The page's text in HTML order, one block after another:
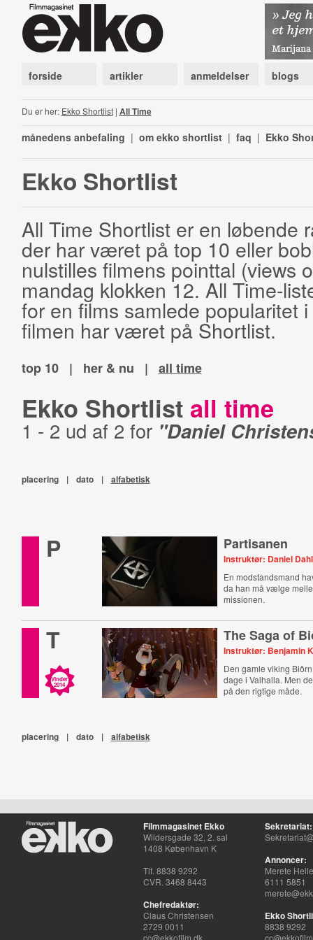
forside artikler anmeldelser blogs
Du er her: Ekko Shortlist| All Time
månedens anbefaling | om ekko shortlist | faq | Ekko
Ekko Shortlist
All Time Shortlist er en løbende
der har været på top 10 eller
nulstilles filmens pointtal (views
mandag klokken 12. All Time-
for en films samlede popularitet
filmen har været på Shortlist.
top 10 | her & nu | all time
Ekko Shortlist all time
1 - 2 ud af 2 for "Daniel
placering | dato | alfabetisk
P Partisanen
Instruktør: Daniel Dahl
En modstandsmand
da han må vælge
missionen.
T
Vinder
2014
The Saga of
Instruktør: Benjamin
Den gamle viking
dage i Valhalla. Men
på den rigtige måde.
placering | dato | alfabetisk
Filmmagasinet Ekko
Wildersgade 32, 2. sal
1408 København K
Tlf. 8838 9292
CVR. 3468 8443
Chefredaktør:
Claus Christensen
2729 0011
cc@ekkofilm.dk
Sekretariat:
Annoncer:
Merete
6111 5851
Ekko
8838 9292